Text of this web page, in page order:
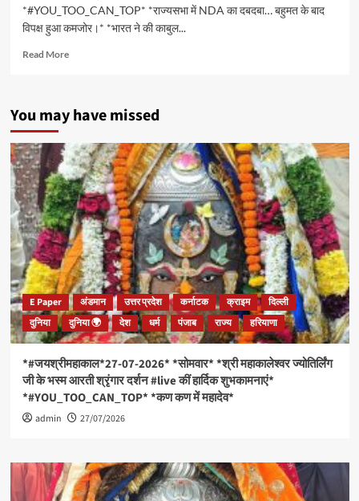
*#YOU_TOO_CAN_TOP* *राज्यसभा में NDA का दबदबा… बहुमत के बाद
विपक्ष हुआ कमजोर।* *भारत ने की काबुल...
Read MoreRead
की
खबरें*
*#YOU_TOO_CAN_TOP*
*राज्यसभा
में
NDA
का
दबदबा…
बहुमत
के
बाद
विपक्ष
हुआ
कमजोर।
*
*भारत
की
काबुल
में
पाकिस्तान
के
हमले
You may have missed
E Paper अंडमान उत्तर प्रदेश कर्नाटक क्राइम
दिल्ली
दुनिया
दुनिया 🌍 देश धर्म पंजाब राज्य हरियाणा
*#जयश्रीमहाकाल*27-07-2026* *सोमवार* *श्री महाकालेश्वर ज्योतिर्लिंग
जी के भस्म आरती श्रृंगार दर्शन #live कीं हार्दिक शुभकामनाएं*
*#YOU_TOO_CAN_TOP* *कण कण में महादेव*
admin 27/07/2026